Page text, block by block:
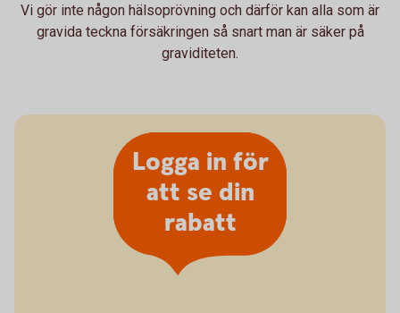
Vi gör inte någon hälsoprövning och därför kan alla som är
gravida teckna försäkringen så snart man är säker på
graviditeten.
Logga in för
att se din
rabatt